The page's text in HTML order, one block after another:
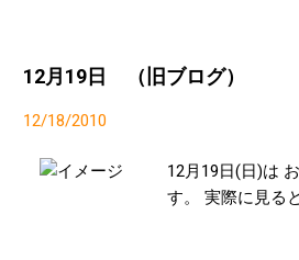
12月19日 （旧ブログ）
12/18/2010
12月19日(日)は
す。 実際に見る